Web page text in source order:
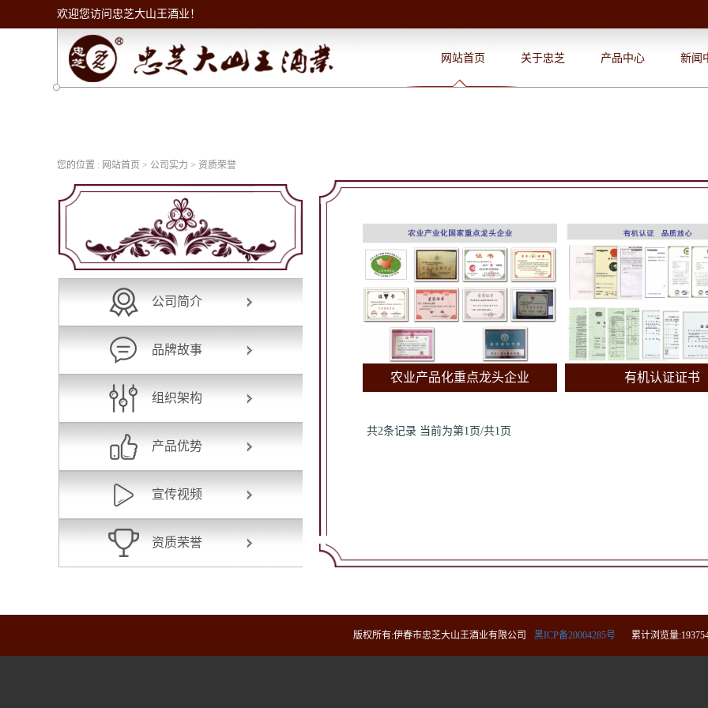
欢迎您访问忠芝大山王酒业！
网站首页 关于忠芝 产品中心 新闻
您的位置 : 网站首页 > 公司实力 > 资质荣誉
公司简介
品牌故事
组织架构
产品优势
宣传视频
资质荣誉
农业产品化重点龙头企业 有机认证证书
共2条记录 当前为第1页/共1页
版权所有:伊春市忠芝大山王酒业有限公司 黑ICP备20004285号 累计浏览量